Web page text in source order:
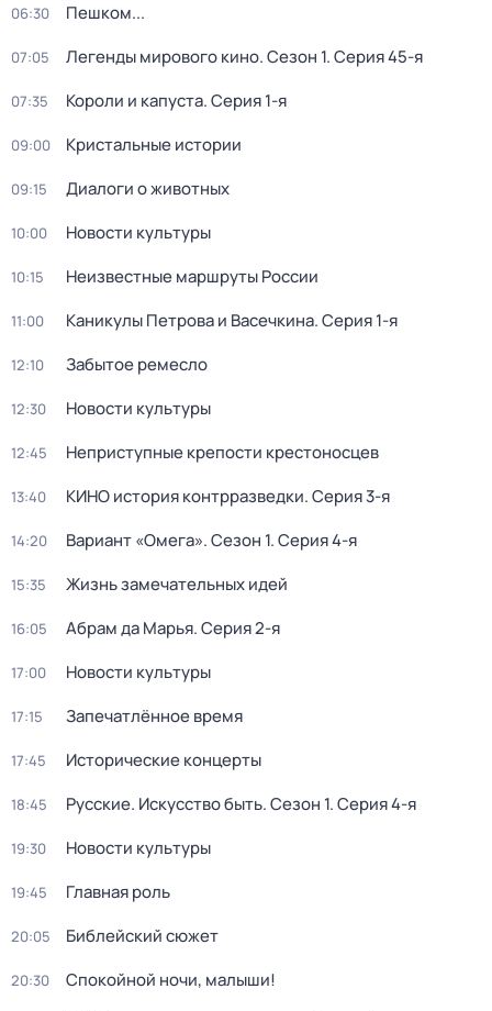
06:30 Пешком...
07:05 Легенды мирового кино. Сезон 1. Серия 45-я
07:35 Короли и капуста. Серия 1-я
09:00 Кристальные истории
09:15 Диалоги о животных
10:00 Новости культуры
10:15 Неизвестные маршруты России
11:00 Каникулы Петрова и Васечкина. Серия 1-я
12:10 Забытое ремесло
12:30 Новости культуры
12:45 Неприступные крепости крестоносцев
13:40 КИНО история контрразведки. Серия 3-я
14:20 Вариант «Омега». Сезон 1. Серия 4-я
15:35 Жизнь замечательных идей
16:05 Абрам да Марья. Серия 2-я
17:00 Новости культуры
17:15 Запечатлённое время
17:45 Исторические концерты
18:45 Русские. Искусство быть. Сезон 1. Серия 4-я
19:30 Новости культуры
19:45 Главная роль
20:05 Библейский сюжет
20:30 Спокойной ночи, малыши!